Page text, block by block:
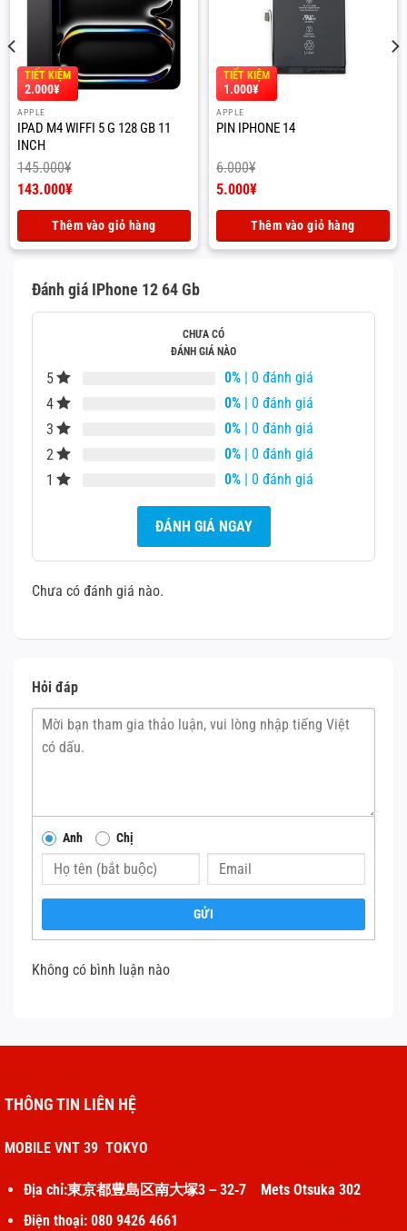
TIẾT KIỆM
2.000¥
APPLE
IPAD M4 WIFFI 5 G 128 GB 11
INCH
145.000¥
Giá
145.000¥.
143.000¥
tại
là:
Thêm vào giỏ hàng
TIẾT KIỆM
1.000¥
APPLE
PIN IPHONE 14
6.000¥
Giá
6.000¥.
5.000¥
tại
là:
Thêm vào giỏ hàng
Đánh giá IPhone 12 64 Gb
CHƯA CÓ
ĐÁNH GIÁ NÀO
5 0% | 0 đánh giá
4
0% | 0 đánh giá
3
0% | 0 đánh giá
2
0% | 0 đánh giá
1
0% | 0 đánh giá
ĐÁNH GIÁ NGAY
Chưa có đánh giá nào.
Hỏi đáp
Anh Chị
GỬI
Không có bình luận nào
THÔNG TIN LIÊN HỆ
MOBILE VNT 39 TOKYO
Địa chỉ:東京都豊島区南大塚3－32‐7 Mets Otsuka 302
Điện thoại: 080 9426 4661